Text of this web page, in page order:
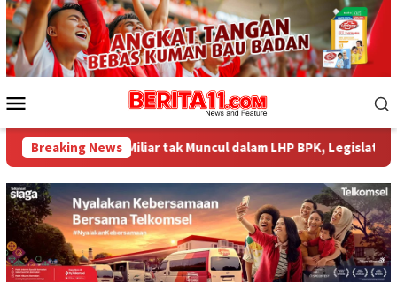
Loncat
ke
konten
Mobile
Breaking News
Miliar tak Muncul dalam LHP BPK, Legislator PDI Perjuangan